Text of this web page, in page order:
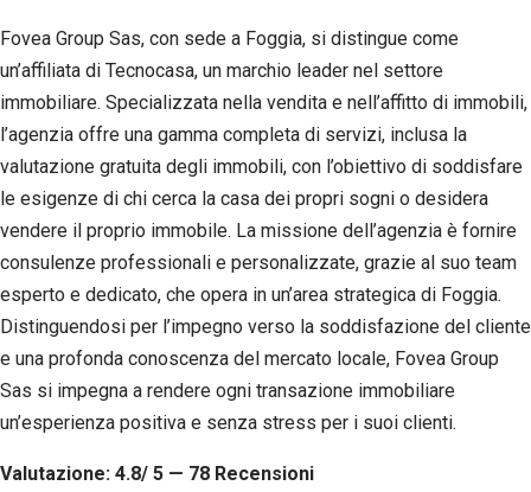
Fovea Group Sas, con sede a Foggia, si distingue come
un’affiliata di Tecnocasa, un marchio leader nel settore
immobiliare. Specializzata nella vendita e nell’affitto di immobili,
l’agenzia offre una gamma completa di servizi, inclusa la
valutazione gratuita degli immobili, con l’obiettivo di soddisfare
le esigenze di chi cerca la casa dei propri sogni o desidera
vendere il proprio immobile. La missione dell’agenzia è fornire
consulenze professionali e personalizzate, grazie al suo team
esperto e dedicato, che opera in un’area strategica di Foggia.
Distinguendosi per l’impegno verso la soddisfazione del cliente
e una profonda conoscenza del mercato locale, Fovea Group
Sas si impegna a rendere ogni transazione immobiliare
un’esperienza positiva e senza stress per i suoi clienti.
Valutazione: 4.8/ 5 — 78 Recensioni